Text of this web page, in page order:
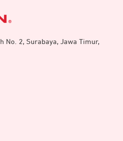
No. 2, Surabaya, Jawa Timur,